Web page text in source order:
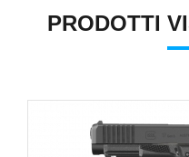
PRODOTTI